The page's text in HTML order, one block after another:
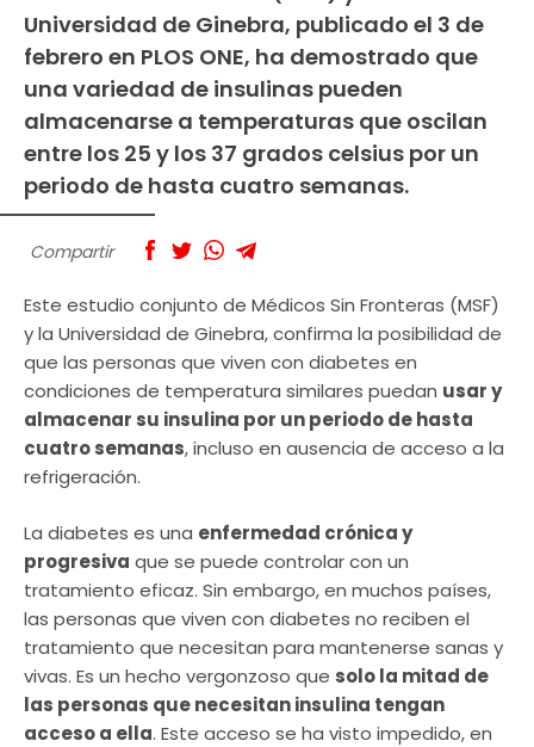
Universidad de Ginebra, publicado el 3 de
febrero en PLOS ONE, ha demostrado que
una variedad de insulinas pueden
almacenarse a temperaturas que oscilan
entre los 25 y los 37 grados celsius por un
periodo de hasta cuatro semanas.
Compartir
Este estudio conjunto de Médicos Sin Fronteras (MSF)
y la Universidad de Ginebra, confirma la posibilidad de
que las personas que viven con diabetes en
condiciones de temperatura similares puedan usar y
almacenar su insulina por un periodo de hasta
cuatro semanas, incluso en ausencia de acceso a la
refrigeración.
La diabetes es una enfermedad crónica y
progresiva que se puede controlar con un
tratamiento eficaz. Sin embargo, en muchos países,
las personas que viven con diabetes no reciben el
tratamiento que necesitan para mantenerse sanas y
vivas. Es un hecho vergonzoso que solo la mitad de
las personas que necesitan insulina tengan
acceso a ella. Este acceso se ha visto impedido, en